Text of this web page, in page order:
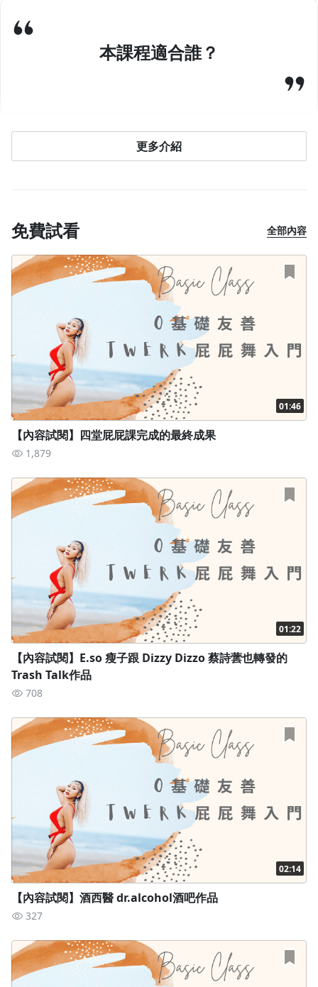
本課程適合誰？
0基礎的人
不管你有沒有學過其他舞風或是Twerk，本課程都適合讓妳從0
開始慢慢學習起。
透過與影片一對一同步學習，一定可以將基本功練會！
想把基礎練紮實的人
有學過TWERK但大概半年以下，基礎還不夠穩定紮實的人也很
建議來報名此課程！
TWERK雖然都是透過尾椎使用出發，但卻有很多動作變化，
如果你還不夠穩定，可以透過此課程增加自己的基礎技巧！
本課程不限時間，不限觀看次數
隨時隨地可以拿出來複習跟著練！
詳細課程介紹
第一章：基本尾椎訓練+屁屁練習(蹲式/站式)
▍ 尋找尾椎出力的方式，練習基本上下功
▍ 蹲姿上下擺臀基本練習
▍ 蹲姿臀部畫圈基本練習
更多介紹
免費試看 全部內容
01:46
【內容試閱】四堂屁屁課完成的最終成果
1,879
01:22
【內容試閱】E.so 瘦子跟 Dizzy Dizzo 蔡詩蕓也轉發的
Trash Talk作品
708
02:14
【內容試閱】酒西醫 dr.alcohol酒吧作品
327